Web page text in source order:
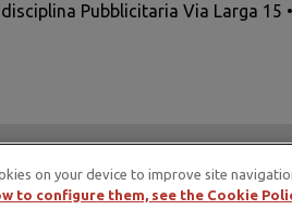
Pubblicitaria Via Larga 15
EASA – European Advertising
on your device to improve site
to configure them, see the Cookie